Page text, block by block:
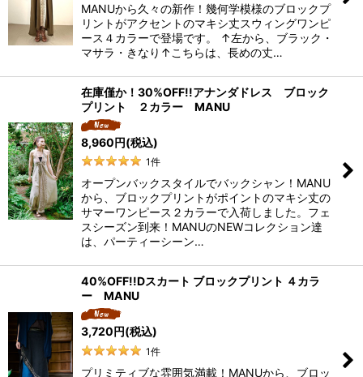
MANUから久々の新作！幾何学模様のブロックプ
リントがアクセントのマキシ丈スウィングワンピ
ース４カラーで登場です。 ↑左から、ブラック・
マサラ・きなり↑こちらは、長めの丈…
在庫僅か！30%OFF!!アナンダドレス ブロック
プリント ２カラー MANU
8,960円(税込)
1件
オープンバックスタイルでバックシャン！MANU
から、ブロックプリントがポイントのマキシ丈の
サマーワンピース２カラーで入荷しました。フェ
スシーズン到来！MANUのNEWコレクション達
は、パーティーシーン…
40%OFF!!Dスカート ブロックプリント ４カラ
ー MANU
3,720円(税込)
1件
プリミティブな雰囲気満載！MANUから、ブロッ